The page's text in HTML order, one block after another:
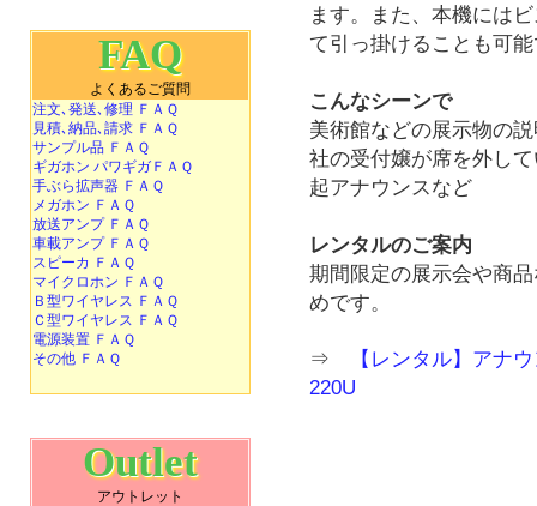
ます。また、本機には
て引っ掛けることも可
こんなシーンで
美術館などの展示物の
社の受付嬢が席を外し
起アナウンスなど
レンタルのご案内
期間限定の展示会や商
めです。
⇒
【レンタル】アナ
220U
FAQ
よくあるご質問
注文､発送､修理 ＦＡＱ
見積､納品､請求 ＦＡＱ
サンプル品 ＦＡＱ
ギガホン パワギガＦＡＱ
手ぶら拡声器 ＦＡＱ
メガホン ＦＡＱ
放送アンプ ＦＡＱ
車載アンプ ＦＡＱ
スピーカ ＦＡＱ
マイクロホン ＦＡＱ
Ｂ型ワイヤレス ＦＡＱ
Ｃ型ワイヤレス ＦＡＱ
電源装置 ＦＡＱ
その他 ＦＡＱ
Outlet
アウトレット